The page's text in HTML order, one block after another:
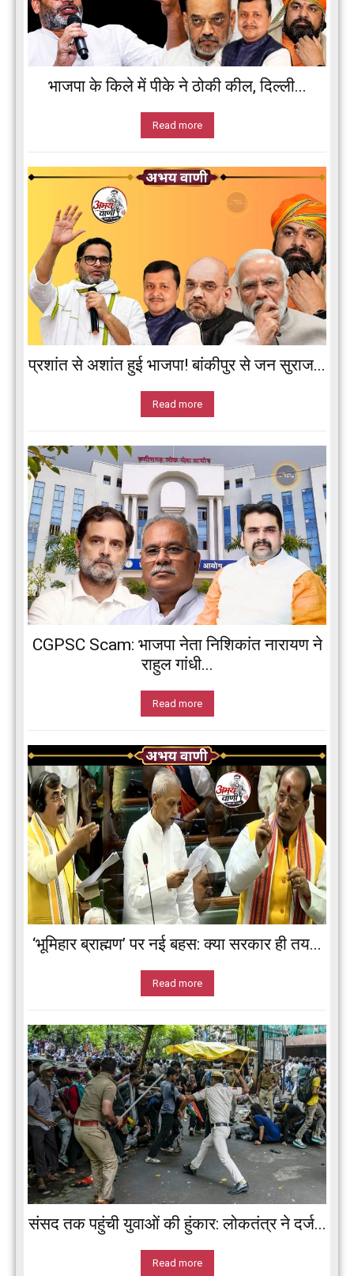
भाजपा के किले में पीके ने ठोकी कील, दिल्ली...
Read more
प्रशांत से अशांत हुई भाजपा! बांकीपुर से जन सुराज...
Read more
CGPSC Scam: भाजपा नेता निशिकांत नारायण ने
राहुल गांधी...
Read more
‘भूमिहार ब्राह्मण’ पर नई बहस: क्या सरकार ही तय...
Read more
संसद तक पहुंची युवाओं की हुंकार: लोकतंत्र ने दर्ज...
Read more